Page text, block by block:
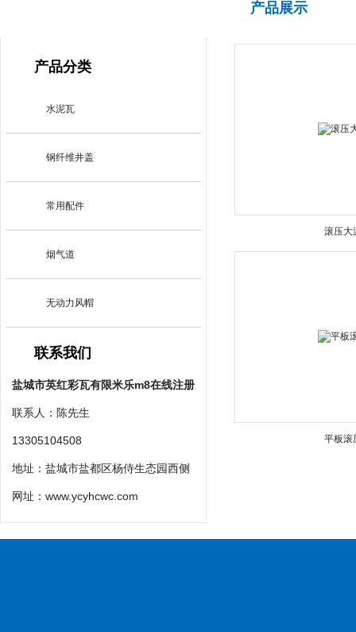
产品分类
水泥瓦
钢纤维井盖
常用配件
烟气道
无动力风帽
联系我们
盐城市英红彩瓦有限米乐m8在线注册
联系人：陈先生
13305104508
地址：盐城市盐都区杨侍生态园西侧
网址： www.ycyhcwc.com
产品展示
滚压大
平板滚